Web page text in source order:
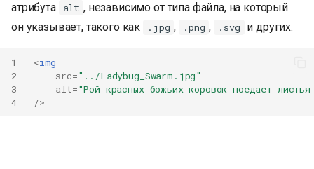
атрибута
alt , независимо от типа файла, на который
он указывает, такого как
.jpg , .png , .svg и других.
1
2
3
4
<img
src="../Ladybug_Swarm.jpg"
alt="Рой красных божьих коровок поедает
/>